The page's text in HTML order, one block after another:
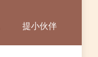
提小伙伴